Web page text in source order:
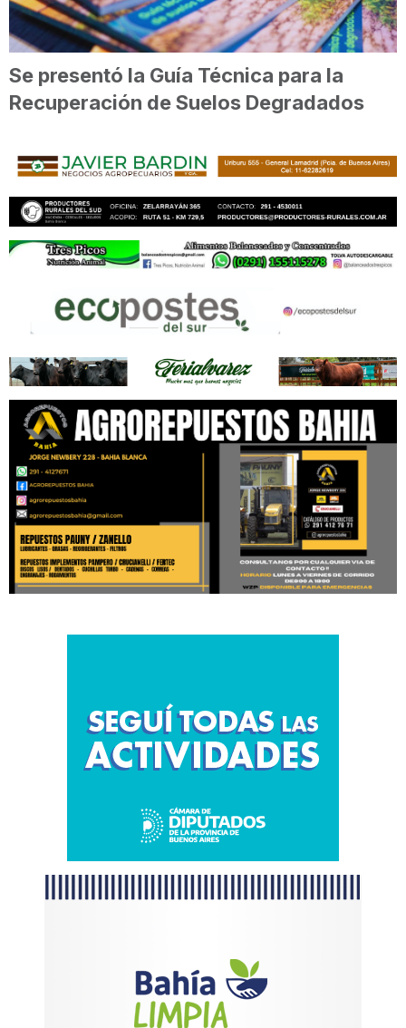
Se presentó la Guía Técnica para la
Recuperación de Suelos Degradados